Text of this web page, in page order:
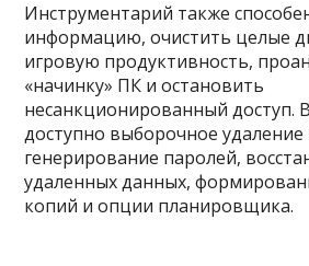
Инструментарий также
информацию, очистить целые
игровую продуктивность,
«начинку» ПК и остановить
несанкционированный доступ.
доступно выборочное удаление
генерирование паролей,
удаленных данных,
копий и опции планировщика.